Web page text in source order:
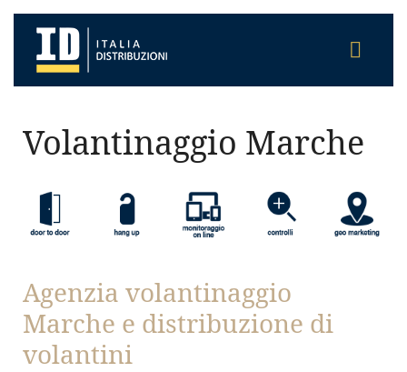
Volantinaggio Marche
Agenzia volantinaggio
Marche e distribuzione di
volantini